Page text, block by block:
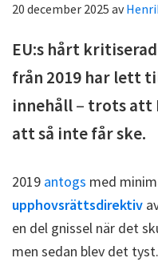
20 december 2025 av
EU:s hårt
från 2019 har lett
innehåll– trots att
att så inte får ske.
2019 antogs med
upphovsrättsdirektiv
en del gnissel när det
men sedan blev det